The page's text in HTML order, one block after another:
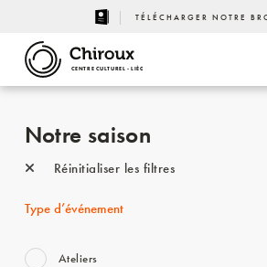
TÉLÉCHARGER NOTRE
CENTRE CULTUREL - LIÈGE
Notre saison
Réinitialiser les filtres
Type d’événement
Ateliers